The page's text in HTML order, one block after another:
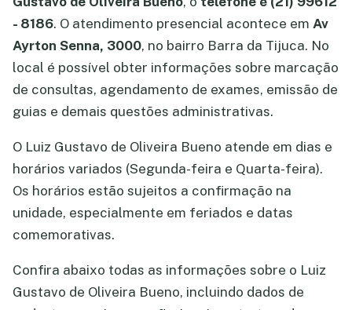
- 8186. O atendimento presencial acontece em Av
Ayrton Senna, 3000, no bairro Barra da Tijuca. No
local é possível obter informações sobre marcação
de consultas, agendamento de exames, emissão de
guias e demais questões administrativas.
O Luiz Gustavo de Oliveira Bueno atende em dias e
horários variados (Segunda-feira e Quarta-feira).
Os horários estão sujeitos a confirmação na
unidade, especialmente em feriados e datas
comemorativas.
Confira abaixo todas as informações sobre o Luiz
Gustavo de Oliveira Bueno, incluindo dados de